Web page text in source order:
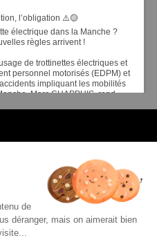
l’obligation ⚠️🟡
électrique dans la Manche ?
règles arrivent !
de trottinettes électriques et
personnel motorisés (EDPM) et
impliquant les mobilités
Marc CHAPPUIS, rend
Voir sur Facebook · Partager
2026 - ©MOTORSERIES -
My Maps
de
déranger, mais on aimerait bien